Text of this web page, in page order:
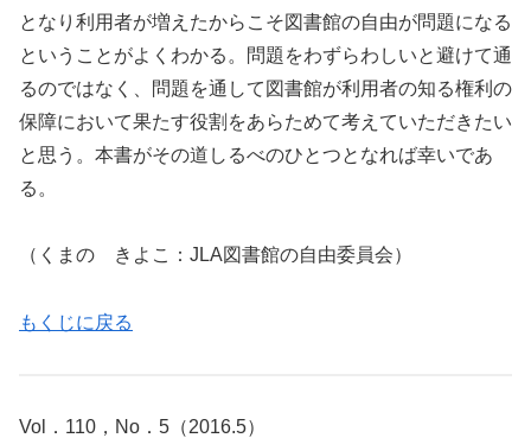
となり利用者が増えたからこそ図書館の自由が問題になる
ということがよくわかる。問題をわずらわしいと避けて通
るのではなく、問題を通して図書館が利用者の知る権利の
保障において果たす役割をあらためて考えていただきたい
と思う。本書がその道しるべのひとつとなれば幸いであ
る。
（くまの きよこ：JLA図書館の自由委員会）
もくじに戻る
Vol．110，No．5（2016.5）